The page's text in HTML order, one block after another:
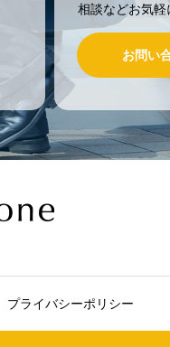
相談などお気
お問い
プライバシーポリシー